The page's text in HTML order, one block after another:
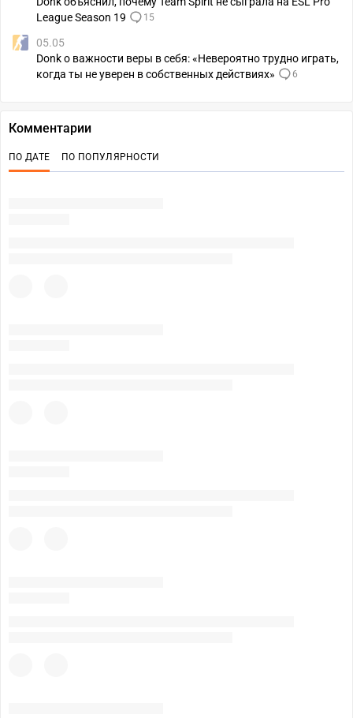
League Season 19
15
05.05
Donk о важности веры в себя: «Невероятно трудно играть,
когда ты не уверен в собственных действиях»
6
Комментарии
ПО ДАТЕ ПО ПОПУЛЯРНОСТИ